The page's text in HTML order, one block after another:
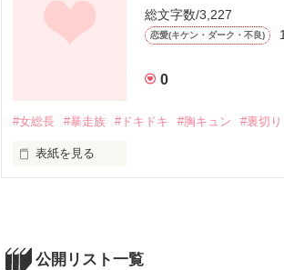
総文字数/3,227
恋愛(キケン・ダーク・不良)
0
#女総長 #暴走族 #ドキドキ #胸キュン #裏切り
表紙を見る
すみません！(>_<)
公開リスト一覧